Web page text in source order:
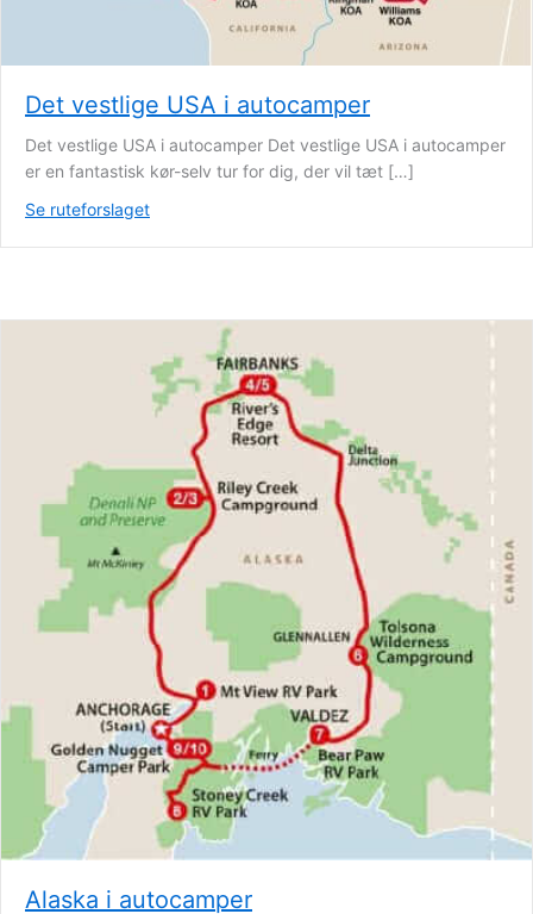
Det vestlige USA i autocamper
Det vestlige USA i autocamper Det vestlige USA i autocamper
er en fantastisk kør-selv tur for dig, der vil tæt […]
Se ruteforslaget
Alaska i autocamper